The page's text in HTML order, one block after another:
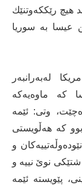
هیچ رێككەوتنێك
عیسا بە سوریا
لەبەرانبەر
كە ماوەیەكە
وتی: ئێمە
بوو كە هەڵویستی
و
نوێ نییە و
پێویستە ئێمە